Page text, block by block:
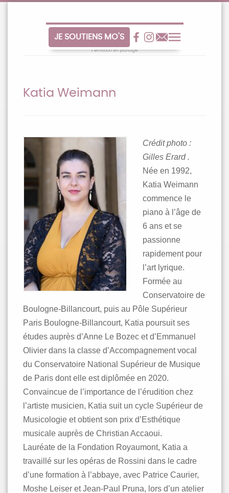
JE SOUTIENS MO'S
Facebook
Facebook
Contact
Menu
Katia Weimann
Crédit photo :
Gilles Erard .
Née en 1992,
Katia Weimann
commence le
piano à l’âge de
6 ans et se
passionne
rapidement pour
l’art lyrique.
Formée au
Conservatoire de
Boulogne-Billancourt, puis au Pôle Supérieur
Paris Boulogne-Billancourt, Katia poursuit ses
études auprès d’Anne Le Bozec et d’Emmanuel
Olivier dans la classe d’Accompagnement vocal
du Conservatoire National Supérieur de Musique
de Paris dont elle est diplômée en 2020.
Convaincue de l’importance de l’érudition chez
l’artiste musicien, Katia suit un cycle Supérieur de
Musicologie et obtient son prix d’Esthétique
musicale auprès de Christian Accaoui.
Lauréate de la Fondation Royaumont, Katia a
travaillé sur les opéras de Rossini dans le cadre
d’une formation à l’abbaye, avec Patrice Caurier,
Moshe Leiser et Jean-Paul Pruna, lors d’un atelier